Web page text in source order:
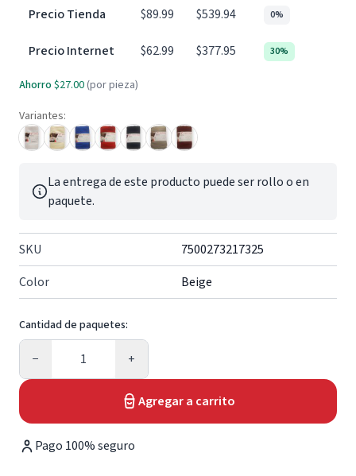
Precio Tienda $89.99 $539.94 0%
Precio Internet $62.99 $377.95 30%
Ahorro $27.00 (por pieza)
Variantes:
La entrega de este producto puede ser rollo o en
paquete.
SKU
7500273217325
Color
Beige
Cantidad de paquetes:
−
Cantidad
+
Agregar a carrito
Pago 100% seguro